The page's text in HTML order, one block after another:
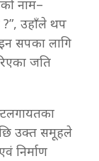
नाम–
?”, उहाँले थप
सपका लागि
जति
उक्त समूहले
निर्माण